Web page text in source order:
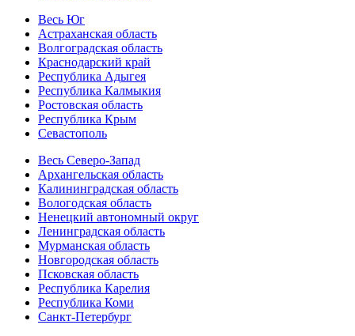
Весь Юг
Астраханская область
Волгоградская область
Краснодарский край
Республика Адыгея
Республика Калмыкия
Ростовская область
Республика Крым
Севастополь
Весь Северо-Запад
Архангельская область
Калининградская область
Вологодская область
Ненецкий автономный округ
Ленинградская область
Мурманская область
Новгородская область
Псковская область
Республика Карелия
Республика Коми
Санкт-Петербург